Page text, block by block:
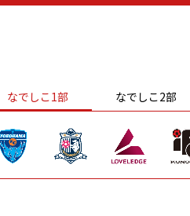
- -
なでしこ1部 なでしこ2部